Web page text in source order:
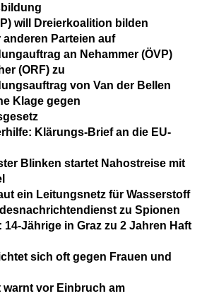
will Dreierkoalition bilden
anderen Parteien auf
an Nehammer (ÖVP)
(ORF) zu
von Van der Bellen
Klage gegen
Klärungs-Brief an die EU-
Blinken startet Nahostreise mit
ein Leitungsnetz für Wasserstoff
zu Spionen
Jährige in Graz zu 2 Jahren Haft
sich oft gegen Frauen und
warnt vor Einbruch am